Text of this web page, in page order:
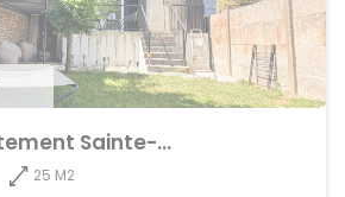
Achat Appartement Sainte-Thérèse
25 M2